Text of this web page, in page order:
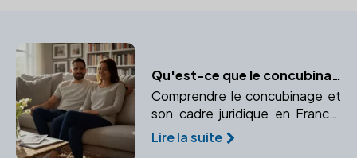
Qu'est-ce que le concubinage ?
Comprendre le concubinage et
son cadre juridique en France.
Faites appel à un notaire pour
sécuriser votre situation.
Lire la suite